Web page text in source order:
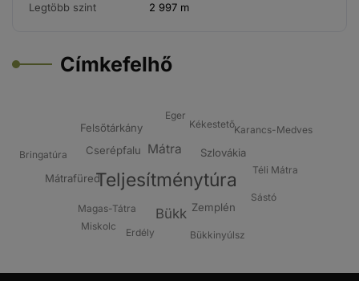
Legtöbb szint
2 997 m
Címkefelhő
Teljesítménytúra
Bükk
Mátra
Cserépfalu Szlovákia
Zemplén
Mátrafüred
Felsőtárkány
Magas-Tátra
Erdély
Kékestető
Bükkinyúlsz
Eger
Téli Mátra
Sástó
Bringatúra
Karancs-Medves
Miskolc